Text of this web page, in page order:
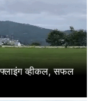
व्हीकल, सफल